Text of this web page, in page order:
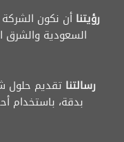
رؤيتنا أن نكون
السعودية والشرق
رسالتنا تقديم حلول
بدقة، باستخدام